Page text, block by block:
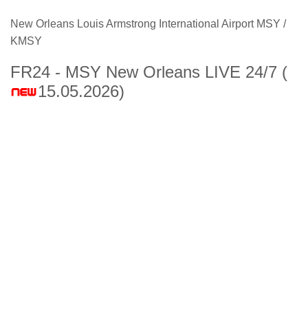
New Orleans Louis Armstrong International Airport MSY /
KMSY
FR24 - MSY New Orleans LIVE 24/7 (
15.05.2026)